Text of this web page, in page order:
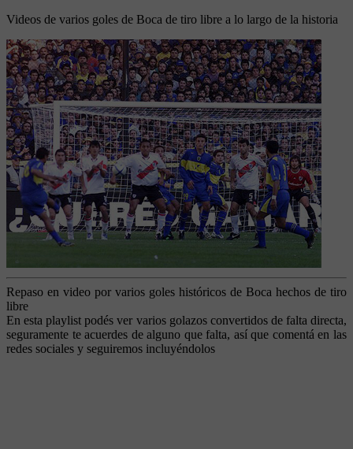
Videos de varios goles de Boca de tiro libre a lo largo de la historia
Repaso en video por varios goles históricos de Boca hechos de tiro
libre
En esta playlist podés ver varios golazos convertidos de falta directa,
seguramente te acuerdes de alguno que falta, así que comentá en las
redes sociales y seguiremos incluyéndolos